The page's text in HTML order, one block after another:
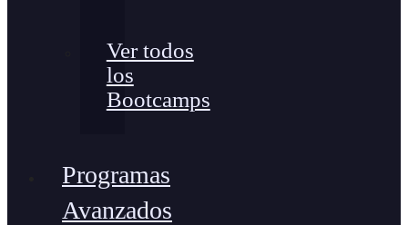
Ver todos
los
Bootcamps
Programas
Avanzados